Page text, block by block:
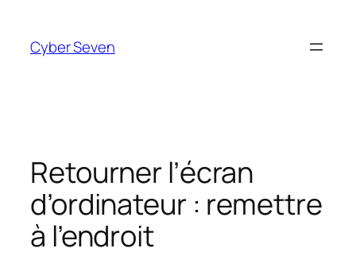
contenu
Cyber Seven
Retourner l’écran
d’ordinateur : remettre
à l’endroit